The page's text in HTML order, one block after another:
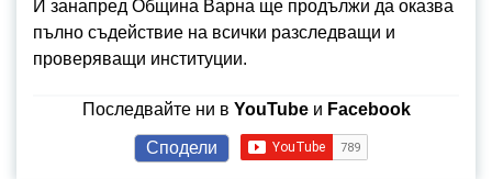
И занапред Община Варна ще продължи да оказва
пълно съдействие на всички разследващи и
проверяващи институции.
Последвайте ни в YouTubeи Facebook
Сподели